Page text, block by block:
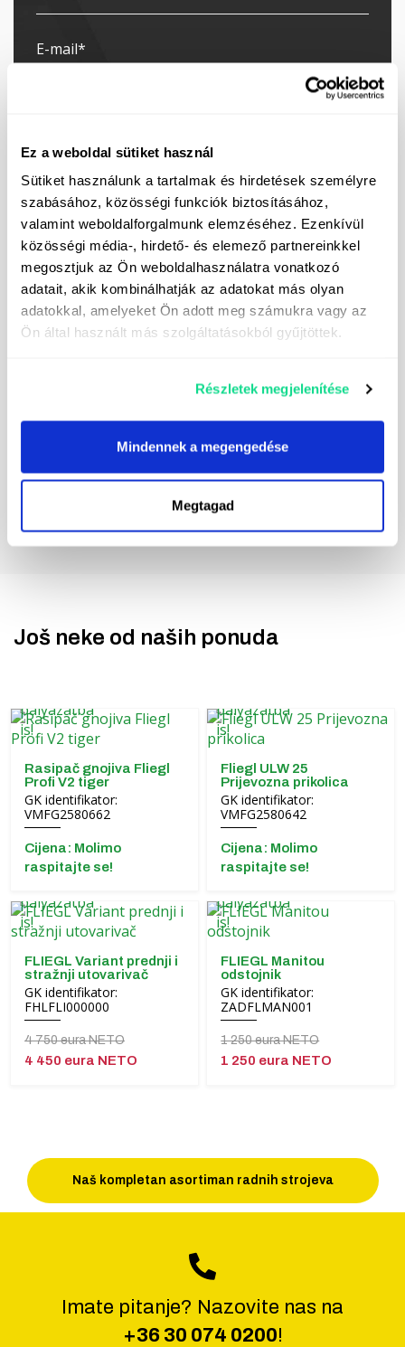
Ez a weboldal sütiket használ
Sütiket használunk a tartalmak és hirdetések személyre
szabásához, közösségi funkciók biztosításához,
valamint weboldalforgalmunk elemzéséhez. Ezenkívül
közösségi média-, hirdető- és elemező partnereinkkel
megosztjuk az Ön weboldalhasználatra vonatkozó
adatait, akik kombinálhatják az adatokat más olyan
adatokkal, amelyeket Ön adott meg számukra vagy az
Ön által használt más szolgáltatásokból gyűjtöttek.
Részletek megjelenítése
Mindennek a megengedése
Megtagad
Pretplaćujem se na newsletter
Dajem suglasnost za obradu mojih podataka u
svrhu slanja elektroničkih poruka izravnog marketinga.
Još neke od naših ponuda
Rasipač gnojiva Fliegl
Profi V2 tiger
GK identifikator:
VMFG2580662
Cijena: Molimo
raspitajte se!
Fliegl ULW 25
Prijevozna prikolica
GK identifikator:
VMFG2580642
Cijena: Molimo
raspitajte se!
FLIEGL Variant prednji i
stražnji utovarivač
GK identifikator:
FHLFLI000000
4 750 eura NETO
4 450 eura NETO
FLIEGL Manitou
odstojnik
GK identifikator:
ZADFLMAN001
1 250 eura NETO
1 250 eura NETO
Naš kompletan asortiman radnih strojeva
Imate pitanje? Nazovite nas na
+36 30 074 0200!